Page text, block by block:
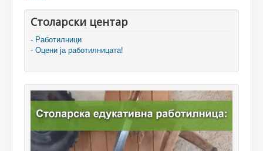
Столарски центар
- Работилници
- Оцени ја работилницата!